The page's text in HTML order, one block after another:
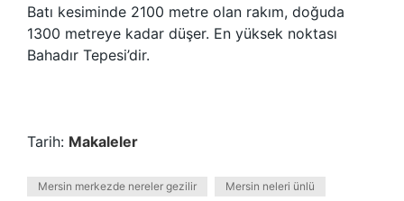
Batı kesiminde 2100 metre olan rakım, doğuda
1300 metreye kadar düşer. En yüksek noktası
Bahadır Tepesi’dir.
Tarih: Makaleler
Mersin merkezde nereler gezilir Mersin neleri ünlü